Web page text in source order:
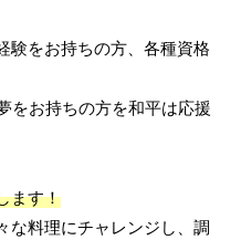
験をお持ちの方、各種資格
をお持ちの方を和平は応援
ます！
な料理にチャレンジし、調